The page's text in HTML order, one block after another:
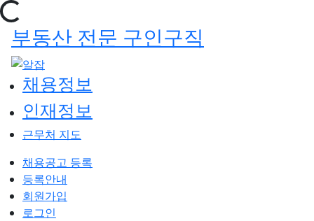
부동산 전문 구인구직
채용정보
인재정보
근무처 지도
채용공고 등록
등록안내
회원가입
로그인